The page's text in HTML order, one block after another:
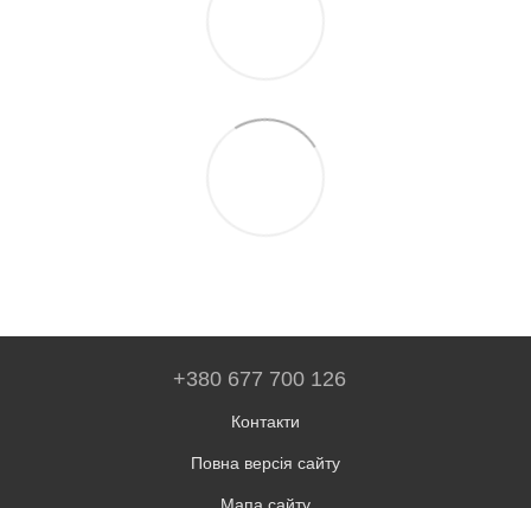
+380 677 700 126
Контакти
Повна версія сайту
Мапа сайту